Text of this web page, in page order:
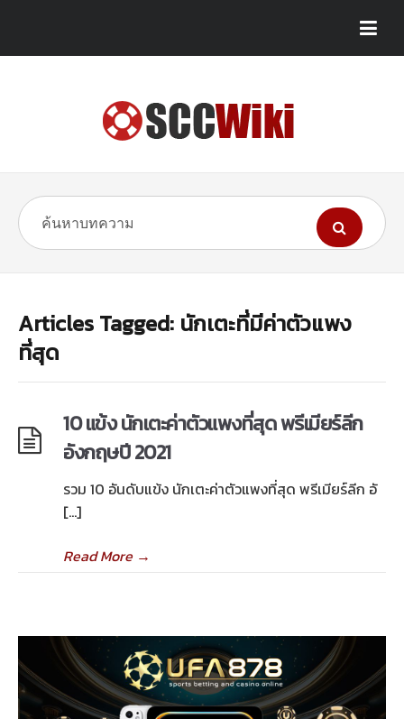
Articles Tagged: นักเตะที่มีค่าตัวแพง
ที่สุด
10 แข้ง นักเตะค่าตัวแพงที่สุด พรีเมียร์ลีก
อังกฤษปี 2021
รวม 10 อันดับแข้ง นักเตะค่าตัวแพงที่สุด พรีเมียร์ลีก อั
[…]
Read More→